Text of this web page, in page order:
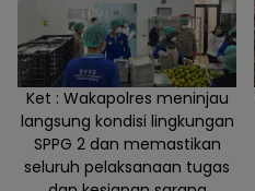
Ket : Wakapolres meninjau
langsung kondisi lingkungan
SPPG 2 dan memastikan
seluruh pelaksanaan tugas